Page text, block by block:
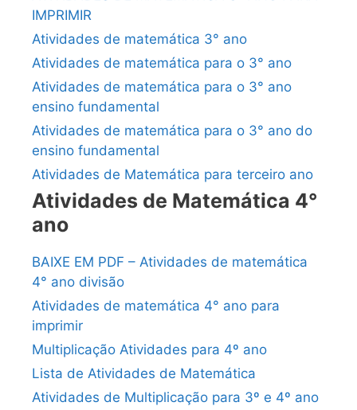
IMPRIMIR
Atividades de matemática 3° ano
Atividades de matemática para o 3° ano
Atividades de matemática para o 3° ano
ensino fundamental
Atividades de matemática para o 3° ano do
ensino fundamental
Atividades de Matemática para terceiro ano
Atividades de Matemática 4°
ano
BAIXE EM PDF – Atividades de matemática
4° ano divisão
Atividades de matemática 4° ano para
imprimir
Multiplicação Atividades para 4º ano
Lista de Atividades de Matemática
Atividades de Multiplicação para 3º e 4º ano